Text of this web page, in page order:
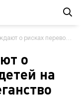
детей на вегетарианство и веганство без контроля
о
на